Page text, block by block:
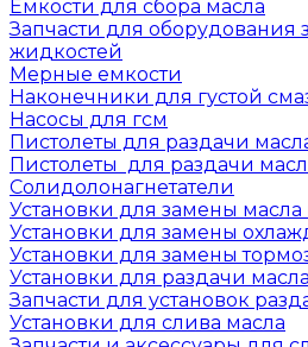
Емкости для сбора масла
Запчасти для оборудования
жидкостей
Мерные емкости
Наконечники для густой
Насосы для гсм
Пистолеты для раздачи
Пистолеты для раздачи
Солидолонагнетатели
Установки для замены
Установки для замены
Установки для замены
Установки для раздачи масла
Запчасти для установок
Установки для слива масла